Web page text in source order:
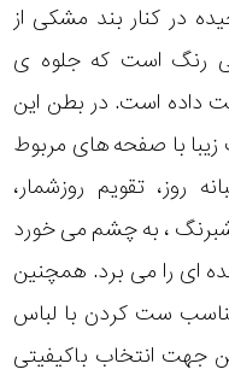
در کنار بند مشکی از
رنگ است که جلوه ی
داده است. در بطن این
با صفحه های مربوط
روز، تقویم روزشمار،
، به چشم می خورد
ای را می برد. همچنین
ست کردن با لباس
جهت انتخاب باکیفیتی